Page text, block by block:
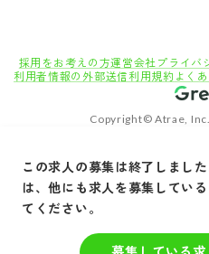
この求人の募集は終了しました
は、他にも求人を募集してい
てください。
採用をお考えの方運営会社 プライバ
利用者情報の外部送信利用規約 よく
Copyright© Atrae,
生産計画システムの開発エンジニア／提案、
ション